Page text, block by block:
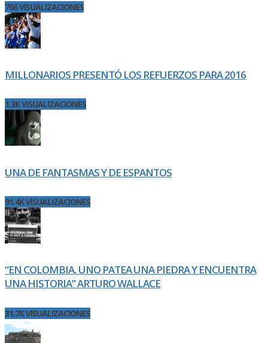
766 VISUALIZACIONES
MILLONARIOS PRESENTÓ LOS REFUERZOS PARA 2016
1.3K VISUALIZACIONES
UNA DE FANTASMAS Y DE ESPANTOS
91.4K VISUALIZACIONES
“EN COLOMBIA, UNO PATEA UNA PIEDRA Y ENCUENTRA
UNA HISTORIA” ARTURO WALLACE
31.7K VISUALIZACIONES